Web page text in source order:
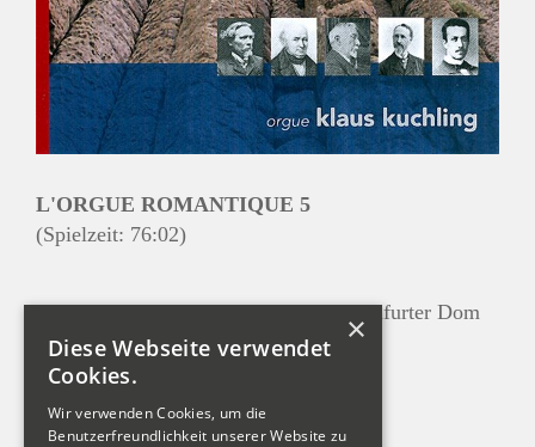
L'ORGUE ROMANTIQUE 5
(Spielzeit: 76:02)
Klaus Kuchling an der Orgel im Klagenfurter Dom
Eugène Gigout
Grand Chœur Dialogué
×
Diese Webseite verwendet
Cookies.
Wir verwenden Cookies, um die
Benutzerfreundlichkeit unserer Website zu